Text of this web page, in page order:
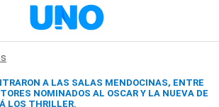
A LAS SALAS MENDOCINAS, ENTRE
NOMINADOS AL OSCAR Y LA NUEVA DE
LOS THRILLER.